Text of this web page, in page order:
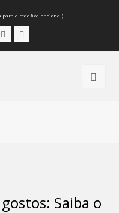
para a rede fixa nacional)
Youtube
Saiba o